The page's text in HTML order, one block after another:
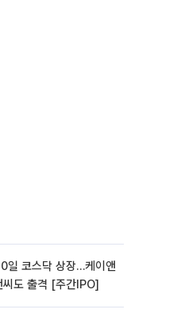
일 코스닥 상장…케이앤
씨도 출격 [주간IPO]